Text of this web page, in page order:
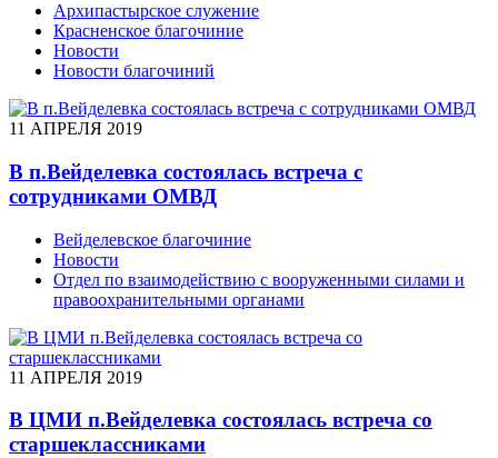
Архипастырское служение
Красненское благочиние
Новости
Новости благочиний
11 АПРЕЛЯ 2019
В п.Вейделевка состоялась встреча с
сотрудниками ОМВД
Вейделевское благочиние
Новости
Отдел по взаимодействию с вооруженными силами и
правоохранительными органами
11 АПРЕЛЯ 2019
В ЦМИ п.Вейделевка состоялась встреча со
старшеклассниками